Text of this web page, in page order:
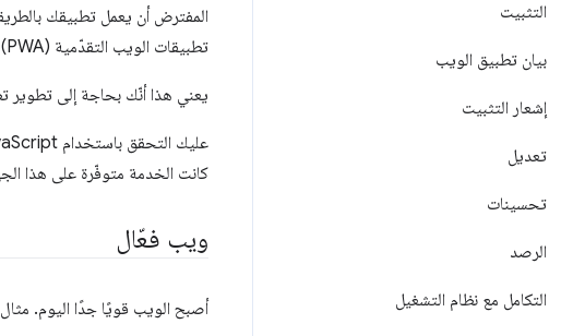
التثبيت
بيان تطبيق الويب
إشعار التثبيت
تعديل
تحسينات
الرصد
التكامل مع نظام التشغيل
المفترض أن يعمل تطبيقك
تطبيقات الويب التقدّمية (PWA) نظامًا أساسيًا مثاليًا بفضل تقدّم هذه التطبيقات.
يعني هذا أنّك بحاجة إلى
كانت الخدمة متوفّرة على هذا
ويب فعّال
أصبح الويب قويًا جدًا اليوم.